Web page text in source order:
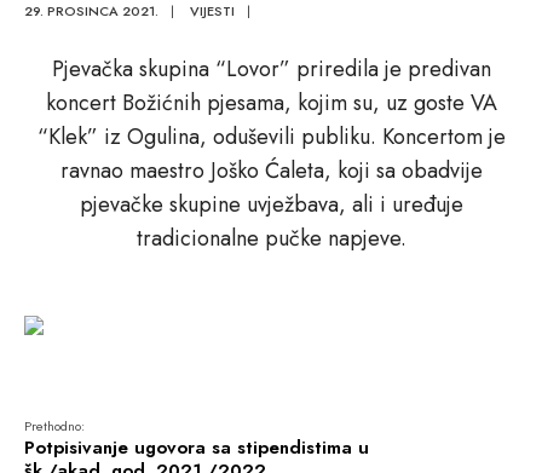
29. PROSINCA 2021. | VIJESTI |
Pjevačka skupina “Lovor” priredila je predivan
koncert Božićnih pjesama, kojim su, uz goste VA
“Klek” iz Ogulina, oduševili publiku. Koncertom je
ravnao maestro Joško Ćaleta, koji sa obadvije
pjevačke skupine uvježbava, ali i uređuje
tradicionalne pučke napjeve.
Prethodno:
Potpisivanje ugovora sa stipendistima u